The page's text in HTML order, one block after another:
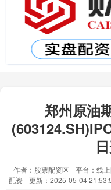
郑州原油
作者：股票配资区
平台：线
配资
更新：2025-05-04